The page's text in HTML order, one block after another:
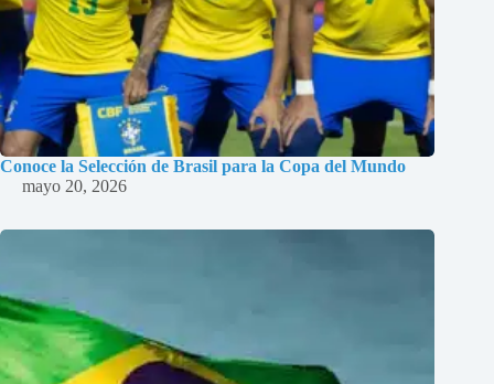
Conoce la Selección de Brasil para la Copa del Mundo
mayo 20, 2026